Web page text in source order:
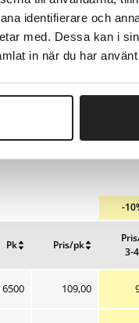
identifierare och
med. Dessa kan i
in när du har
Pk
Pris/pk
sortering
3-
-
6500 Nuværende
109,00